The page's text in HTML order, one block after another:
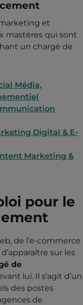
et
mastères qui sont
un chargé de
Média,
Digital & E-
Marketing &
pour le
de l’e-commerce
sur les
de
lui. Il s’agit d’un
des postes
de